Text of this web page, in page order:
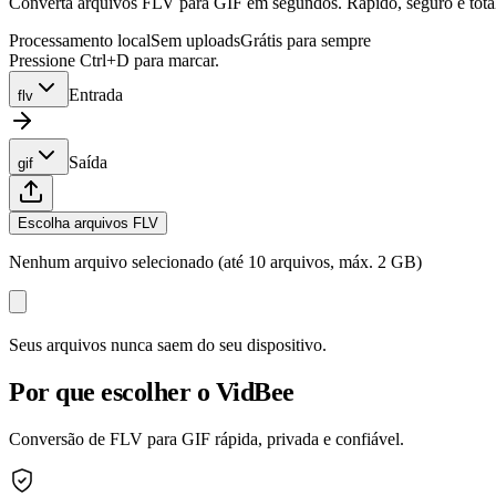
Processamento localSem uploadsGrátis para sempre
Pressione Ctrl+D para marcar.
flv Entrada
gif Saída
Escolha arquivos FLV
Nenhum arquivo selecionado (até 10 arquivos, máx. 2 GB)
Seus arquivos nunca saem do seu dispositivo.
Por que escolher o VidBee
Conversão de FLV para GIF rápida, privada e confiável.